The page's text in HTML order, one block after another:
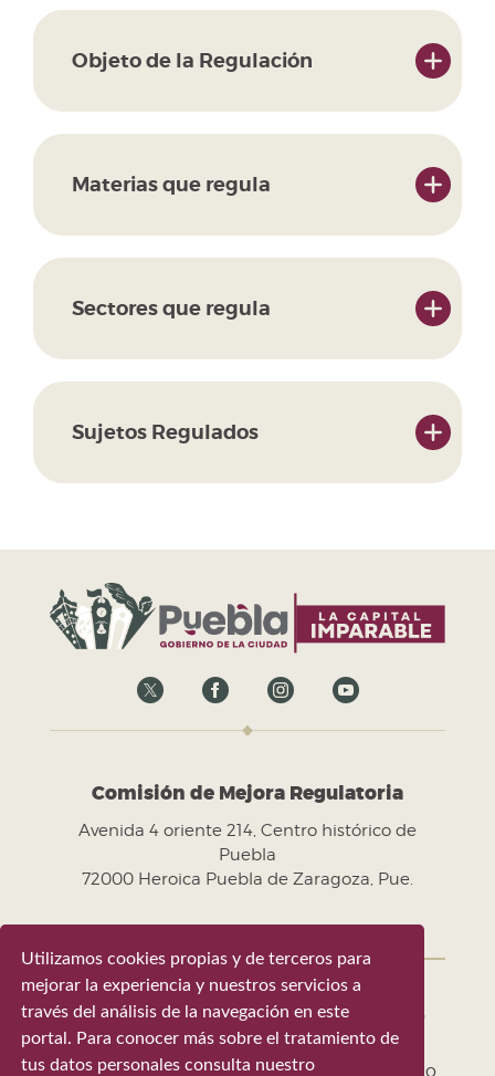
Utilizamos cookies propias y de terceros para
mejorar la experiencia y nuestros servicios a
través del análisis de la navegación en este
portal. Para conocer más sobre el tratamiento de
tus datos personales consulta nuestro
Objeto de la Regulación
Materias que regula
Sectores que regula
Sujetos Regulados
Comisión de Mejora Regulatoria
Avenida 4 oriente 214, Centro histórico de
Puebla
72000 Heroica Puebla de Zaragoza, Pue.
Gobierno de la Ciudad de Puebla 2024-
2027
Tel. +52 (222) 309 43 00 - Puebla, Pue. México